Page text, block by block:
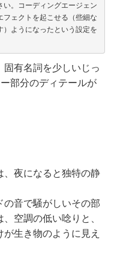
い。コーディングエージェン
フェクトを起こせる（些細な
ようになったという設定を
有名詞を少しいじっ
部分のディテールが
夜になると独特の静
音で騒がしいその部
空調の低い唸りと、
生き物のように見え